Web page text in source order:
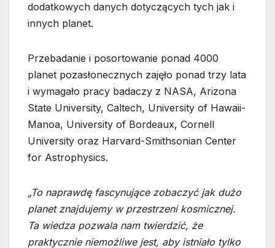
dodatkowych danych dotyczących tych jak i
innych planet.
Przebadanie i posortowanie ponad 4000
planet pozasłonecznych zajęło ponad trzy lata
i wymagało pracy badaczy z NASA, Arizona
State University, Caltech, University of Hawaii-
Manoa, University of Bordeaux, Cornell
University oraz Harvard-Smithsonian Center
for Astrophysics.
„To naprawdę fascynujące zobaczyć jak dużo
planet znajdujemy w przestrzeni kosmicznej.
Ta wiedza pozwala nam twierdzić, że
praktycznie niemożliwe jest, aby istniało tylko